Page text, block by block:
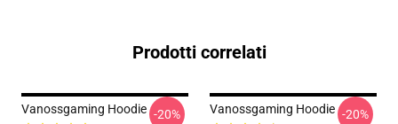
Prodotti correlati
Vanossgaming Hoodie -20% Vanossgaming Hoodie -20%